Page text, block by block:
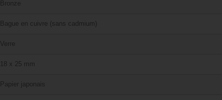
Bronze
Bague en cuivre (sans cadmium)
Verre
18 x 25 mm
Papier japonais